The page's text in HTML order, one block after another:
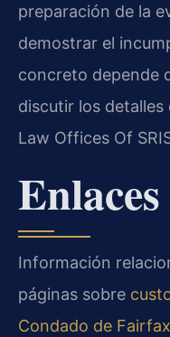
preparación de la
demostrar el
concreto depende
discutir los
Law Offices Of
Información
páginas sobre
Condado de Fairfax